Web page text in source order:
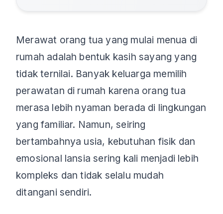
Merawat orang tua yang mulai menua di
rumah adalah bentuk kasih sayang yang
tidak ternilai. Banyak keluarga memilih
perawatan di rumah karena orang tua
merasa lebih nyaman berada di lingkungan
yang familiar. Namun, seiring
bertambahnya usia, kebutuhan fisik dan
emosional lansia sering kali menjadi lebih
kompleks dan tidak selalu mudah
ditangani sendiri.